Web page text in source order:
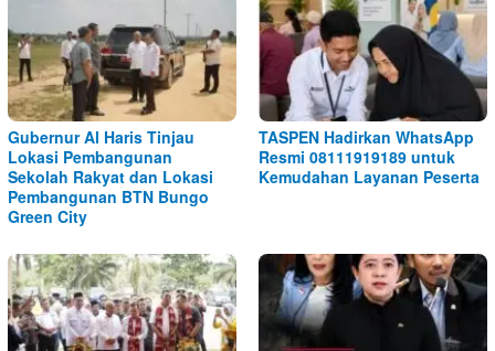
Gubernur Al Haris Tinjau
Lokasi Pembangunan
Sekolah Rakyat dan Lokasi
Pembangunan BTN Bungo
Green City
TASPEN Hadirkan WhatsApp
Resmi 08111919189 untuk
Kemudahan Layanan Peserta